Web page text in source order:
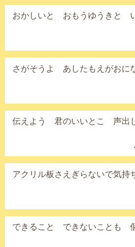
おかしいと おもうゆうきと
さがそうよ あしたもえがおに
伝えよう 君のいいとこ 声出
アクリル板さえぎらないで気持
できること できないことも